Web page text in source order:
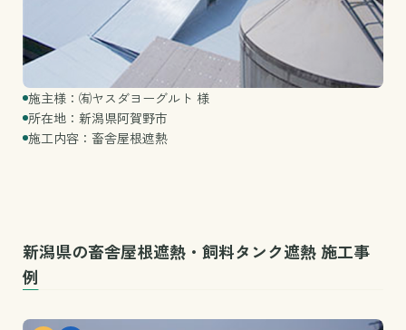
施主様：㈲ヤスダヨーグルト 様
所在地：新潟県阿賀野市
施工内容：畜舎屋根遮熱
新潟県の畜舎屋根遮熱・飼料タンク遮熱 施工事
例